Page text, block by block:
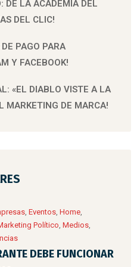
DE LA ACADEMIA DEL
DEL CLIC!
PAGO PARA
Y FACEBOOK!
«EL DIABLO VISTE A LA
MARKETING DE MARCA!
Eventos Home
Político Medios
DEBE FUNCIONAR